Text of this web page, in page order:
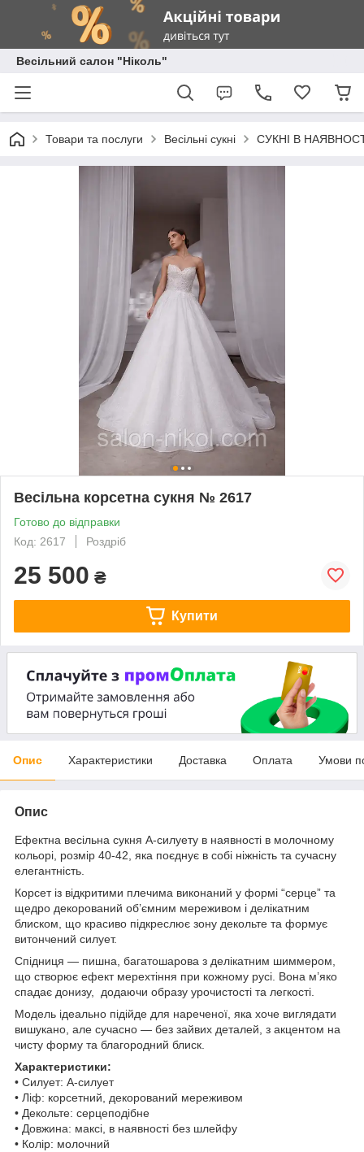
Весільний салон "Ніколь"
Товари та послуги Весільні сукні СУКНІ В
Весільна корсетна сукня № 2617
Готово до відправки
Код: 2617
Роздріб
25 500 ₴
Купити
Опис Характеристики Доставка Оплата Умови
Опис
Ефектна весільна сукня А-силуету в наявності в молочному
кольорі, розмір 40-42, яка поєднує в собі ніжність та сучасну
елегантність.
Корсет із відкритими плечима виконаний у формі “серце” та
щедро декорований об’ємним мереживом і делікатним
блиском, що красиво підкреслює зону декольте та формує
витончений силует.
Спідниця — пишна, багатошарова з делікатним шиммером,
що створює ефект мерехтіння при кожному русі. Вона м’яко
спадає донизу, додаючи образу урочистості та легкості.
Модель ідеально підійде для нареченої, яка хоче виглядати
вишукано, але сучасно — без зайвих деталей, з акцентом на
чисту форму та благородний блиск.
Характеристики:
• Силует: А-силует
• Ліф: корсетний, декорований мереживом
• Декольте: серцеподібне
• Довжина: максі, в наявності без шлейфу
• Колір: молочний